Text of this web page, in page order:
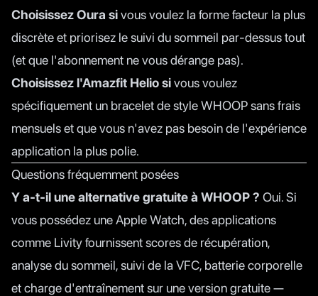
Choisissez Oura sivous voulez la forme facteur la plus
discrète et priorisez le suivi du sommeil par-dessus tout
(et que l'abonnement ne vous dérange pas).
Choisissez l'Amazfit Helio sivous voulez
spécifiquement un bracelet de style WHOOP sans frais
mensuels et que vous n'avez pas besoin de l'expérience
application la plus polie.
Questions fréquemment posées
Y a-t-il une alternative gratuite à WHOOP ? Oui. Si
vous possédez une Apple Watch, des applications
comme Livityfournissent scores de récupération,
analyse du sommeil, suivi de la VFC, batterie corporelle
et charge d'entraînement sur une version gratuite —